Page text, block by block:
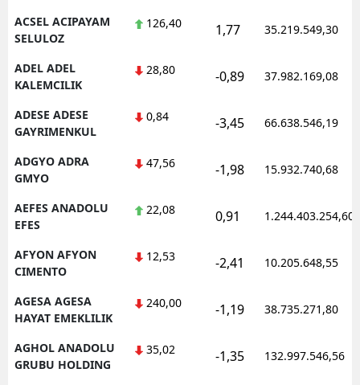
Eskişehir
Gümüşhane
Hakkari
Mersin
Kars
ACSEL ACIPAYAM
SELULOZ
126,40 1,77 35.219.549,30
ADEL ADEL
KALEMCILIK
28,80 -0,89 37.982.169,08
ADESE ADESE
GAYRIMENKUL
0,84 -3,45 66.638.546,19
ADGYO ADRA
GMYO
47,56 -1,98 15.932.740,68
AEFES ANADOLU
EFES
22,08 0,91 1.244.403.254,60
AFYON AFYON
CIMENTO
12,53 -2,41 10.205.648,55
AGESA AGESA
HAYAT EMEKLILIK
240,00 -1,19 38.735.271,80
AGHOL ANADOLU
GRUBU HOLDING
35,02 -1,35 132.997.546,56